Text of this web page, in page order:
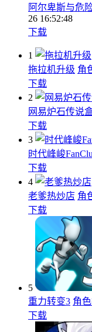
阿尔卑斯与危
26 16:52:48
下载
1
拖拉机升级 角
下载
2
网易炉石传说
下载
3
时代峰峻
下载
4
老爹热炒店 角
下载
5
重力转变3 角
下载